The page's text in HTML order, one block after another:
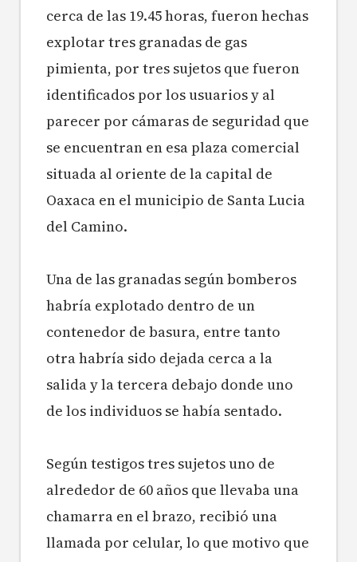
cerca de las 19.45 horas, fueron hechas
explotar tres granadas de gas
pimienta, por tres sujetos que fueron
identificados por los usuarios y al
parecer por cámaras de seguridad que
se encuentran en esa plaza comercial
situada al oriente de la capital de
Oaxaca en el municipio de Santa Lucia
del Camino.
Una de las granadas según bomberos
habría explotado dentro de un
contenedor de basura, entre tanto
otra habría sido dejada cerca a la
salida y la tercera debajo donde uno
de los individuos se había sentado.
Según testigos tres sujetos uno de
alrededor de 60 años que llevaba una
chamarra en el brazo, recibió una
llamada por celular, lo que motivo que